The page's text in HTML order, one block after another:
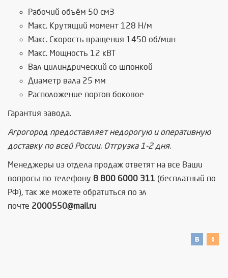
Рабочий объём 50 см3
Макс. Крутящий момент 128 Н/м
Макс. Скорость вращения 1450 об/мин
Макс. Мощность 12 кВТ
Вал цилиндрический со шпонкой
Диаметр вала 25 мм
Расположение портов боковое
Гарантия завода.
Агрогород предоставляет недорогую и оперативную
доставку по всей России. Отгрузка 1-2 дня.
Менеджеры из отдела продаж ответят на все Ваши
вопросы по телефону 8 800 6000 311 (бесплатный по
РФ), так же можете обратиться по эл
почте 2000550@mail.ru